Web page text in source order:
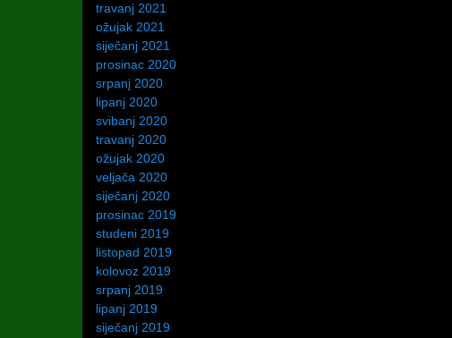
travanj 2021
ožujak 2021
siječanj 2021
prosinac 2020
srpanj 2020
lipanj 2020
svibanj 2020
travanj 2020
ožujak 2020
veljača 2020
siječanj 2020
prosinac 2019
studeni 2019
listopad 2019
kolovoz 2019
srpanj 2019
lipanj 2019
siječanj 2019